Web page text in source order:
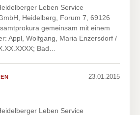
Leben Service
Heidelberg, Forum 7, 69126
gemeinsam mit einem
Appl, Wolfgang, Maria Enzersdorf /
Bad…
23.01.2015
Leben Service